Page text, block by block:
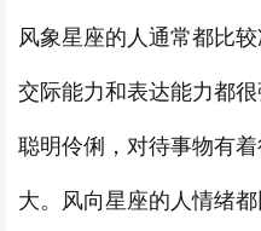
风象星座的人通常都比
交际能力和表达能力都
聪明伶俐，对待事物有
大。风向星座的人情绪